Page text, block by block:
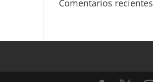
Comentarios recientes